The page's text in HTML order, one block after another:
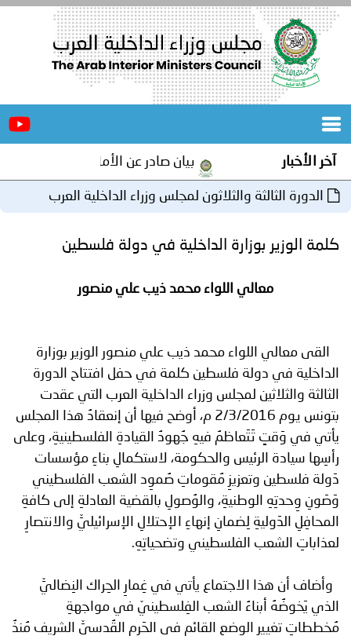
الرئيسية
المجلس
مؤتمرات
جهود
إنجازات
توعوية
الخدمات
الإلكترونية
صور
وفيديو
مجلة
أصداء
الأمانة
إعلانات
من
نحن
اتصل
بنا
آخر الأخبار بيان صادر عن الأمانة العامة لمجلس
الدورة الثالثة والثلاثون لمجلس وزراء الداخلية العرب
كلمة الوزير بوزارة الداخلية في دولة فلسطين
معالي اللواء محمد ذيب علي منصور
القى معالي اللواء محمد ذيب علي منصور الوزير بوزارة
الداخلية في دولة فلسطين كلمة في حفل افتتاح الدورة
الثالثة والثلاثين لمجلس وزراء الداخلية العرب التي عقدت
بتونس يوم 2/3/2016 م، أوضح فيها أن إنعقادُ هذا المجلس
يأتي في وَقتٍ تَتَعاظمُ فيهِ جُهودُ القيادةِ الفلسطينيةِ، وعلى
رأسِها سيادة الرئيس والحكومة، لاستكمالِ بناءِ مؤسسات
دَولة فلسطين وتعزيزِ مُقوماتِ صُموِد الشعب الفلسطيني
وَصَونِ وِحدتِهِ الوطنيةِ، والوُصولِ بالقضية العادلةِ إلى كافةِ
المحافِلِ الدَوليةِ لِضمانِ إنهاءِ الإحتلالِ الإسرائيليِّ والانتصارِ
لعذاباتِ الشعب الفلسطيني وتضحياتِهِ.
وأضاف أن هذا الاجتماع يأتي في غِمارِ الحِراك النِضاليِّ
الذي يَخوضُهُ أبناءُ الشعب الفِلسطينيّ في مواجهةِ
مُخططاتِ تغيير الوضع القائم في الحَرم القُدسيِّ الشريف مُنذُ